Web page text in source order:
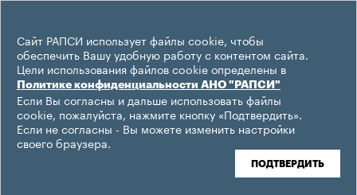
Сайт РАПСИ использует файлы cookie, чтобы
обеспечить Вашу удобную работу с контентом сайта.
Цели использования файлов cookie определены в
Политике конфиденциальности АНО "РАПСИ"
Если Вы согласны и дальше использовать файлы
cookie, пожалуйста, нажмите кнопку «Подтвердить».
Если не согласны - Вы можете изменить настройки
своего браузера.
ПОДТВЕРДИТЬ